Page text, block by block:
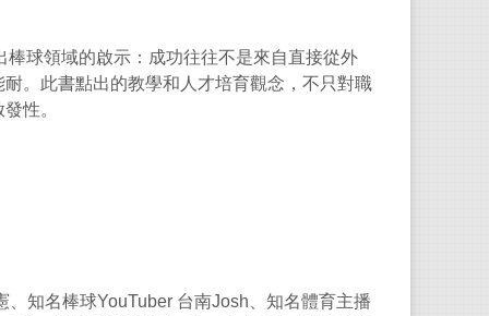
球領域的啟示：成功往往不是來自直接從外
。此書點出的教學和人才培育觀念，不只對職
性。
、知名棒球YouTuber 台南Josh 、知名體育主播